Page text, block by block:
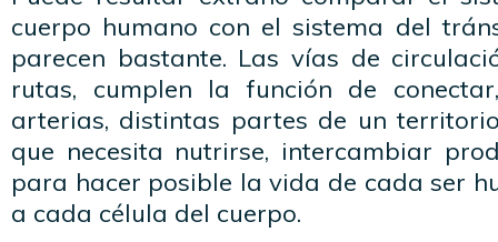
cuerpo humano con el sistema del
parecen bastante. Las vías de
rutas, cumplen la función de
arterias, distintas partes de un
que necesita nutrirse, intercambiar
para hacer posible la vida de cada ser
a cada célula del cuerpo.